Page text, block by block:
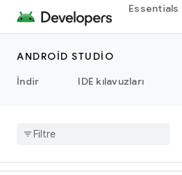
Essentials
ANDROID STUDIO
İndir
IDE kılavuzları